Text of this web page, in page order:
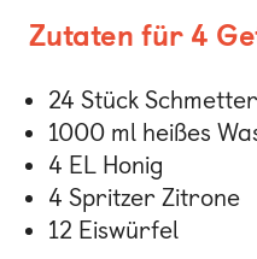
Zutaten für 4
24 Stück
1000 ml heißes
4 EL Honig
4 Spritzer Zitrone
12 Eiswürfel